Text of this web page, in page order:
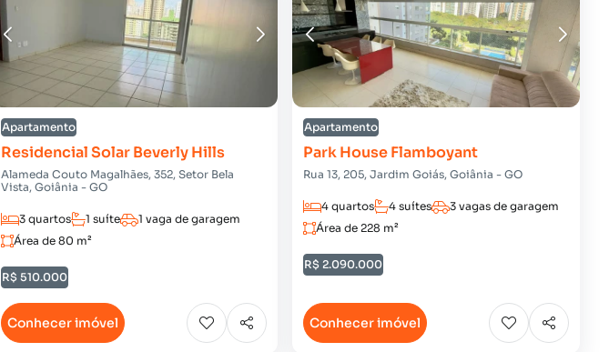
Apartamento
Residencial Solar Beverly Hills
Alameda Couto Magalhães, 352, Setor Bela
Vista, Goiânia - GO
3 quartos 1 suíte
1 vaga de garagem
Área de 80 m²
R$ 510.000
Conhecer imóvel
Apartamento
Park House Flamboyant
Rua 13, 205, Jardim Goiás, Goiânia - GO
4 quartos 4 suítes
3 vagas de garagem
Área de 228 m²
R$ 2.090.000
Conhecer imóvel